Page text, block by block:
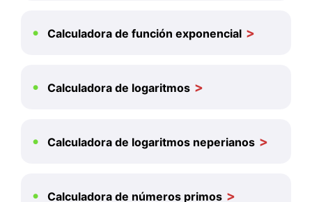
Calculadora de función exponencial
Calculadora de logaritmos
Calculadora de logaritmos neperianos
Calculadora de números primos